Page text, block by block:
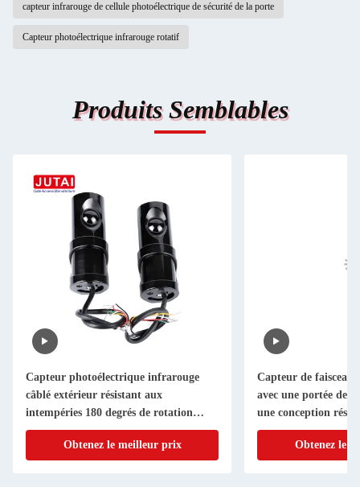
capteur infrarouge de cellule photoélectrique de sécurité de la porte
Capteur photoélectrique infrarouge rotatif
Produits Semblables
Capteur photoélectrique infrarouge
câblé extérieur résistant aux
intempéries 180 degrés de rotation
pour la sécurité des portes
Obtenez le meilleur prix
Capteur de faisceau
avec une portée de
une conception
intempéries pour la
automatique des
Obtenez le